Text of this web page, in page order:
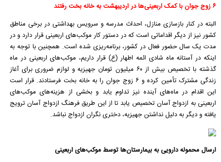
۶ زوج جوان با کمک اربعینی‌ها در اردیبهشت به خانه بخت رفتند
البته در کنار بازسازی منازل، احداث مدرسه و سرویس بهداشتی در برخی مناطق
کشور نیز از دیگر اقداماتی است که در دستور کار موکب‌های اربعینی قرار دارد و در
مدت یک سال حضور فعال در کشور، برنامه‌ریزی شده است. همچنین با توجه به
اینکه در آستانه ماه‌ شادی ائمه اطهار (ع) قرار داریم، موکب‌های اربعینی در ماه
گذشته با تخصیص بیش از ۶۰ میلیون تومان جهیزیه و لوازم ضروری برای آغاز
زندگی مشترک تأمین کرده و ۶ زوج جوان را به خانه بخت فرستادند. قرار است
این اقدام در ماه‌های آینده نیز تداوم یابد و بخشی از هزینه‌های موکب‌های
اربعینی به ازدواج آسان تخصیص یابد تا از این طریق فرهنگ ازدواج آسان ترویج
یافته و دیگر به دلیل نداشتنجهیزیه، دختری نگران ازدواج نباشد.
ارسال محموله دارویی به بیمارستان‌ها توسط موکب‌های اربعینی